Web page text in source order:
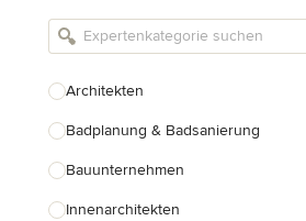
Architekten
Badplanung & Badsanierung
Bauunternehmen
Innenarchitekten